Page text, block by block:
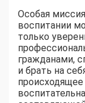
Особая
воспитании
только
гражданами,
и брать на